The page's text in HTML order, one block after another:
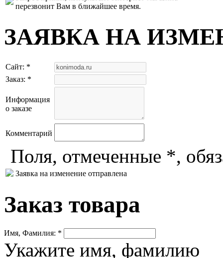
перезвонит Вам в ближайшее время.
ЗАЯВКА НА
Сайт: *
Заказ: *
Информация
о заказе
Комментарий
Поля, отмеченные *,
Заявка на изменение отправлена
Заказ товара
Имя, Фамилия: *
Укажите имя, фамилию